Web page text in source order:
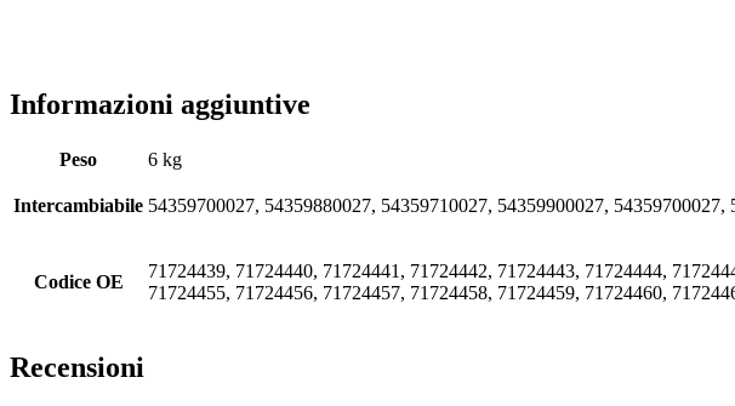
Informazioni aggiuntive
Peso 6 kg
Intercambiabile 54359700027, 54359880027, 54359710027, 54359900027,
Codice OE
71724439, 71724440, 71724441, 71724442, 71724443, 71724444,
71724455, 71724456, 71724457, 71724458, 71724459, 71724460,
Recensioni